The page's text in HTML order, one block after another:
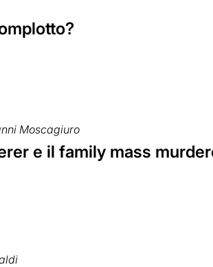
Moscagiuro
e il family mass